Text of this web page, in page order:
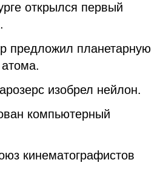
открылся первый
предложил планетарную
изобрел нейлон.
компьютерный
кинематографистов